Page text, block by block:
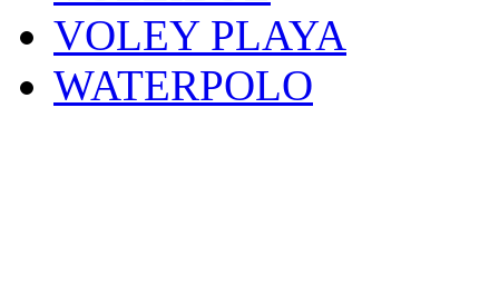
VOLEY PLAYA
WATERPOLO